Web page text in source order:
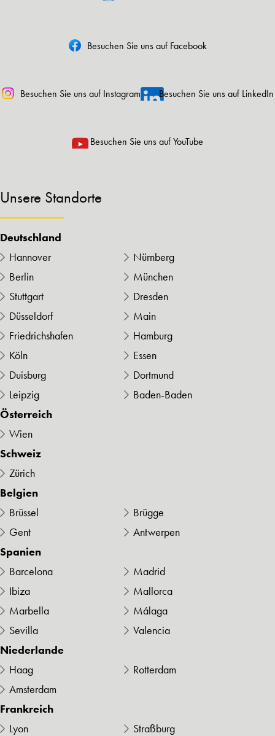
Besuchen Sie uns auf Facebook
Besuchen Sie uns auf Instagram Besuchen Sie uns auf LinkedIn
Besuchen Sie uns auf YouTube
Unsere Standorte
Deutschland
Hannover
Nürnberg
Berlin
München
Stuttgart
Dresden
Düsseldorf
Main
Friedrichshafen
Hamburg
Köln
Essen
Duisburg
Dortmund
Leipzig
Baden-Baden
Österreich
Wien
Schweiz
Zürich
Belgien
Brüssel
Brügge
Gent
Antwerpen
Spanien
Barcelona
Madrid
Ibiza
Mallorca
Marbella
Málaga
Sevilla
Valencia
Niederlande
Haag
Rotterdam
Amsterdam
Frankreich
Lyon
Straßburg